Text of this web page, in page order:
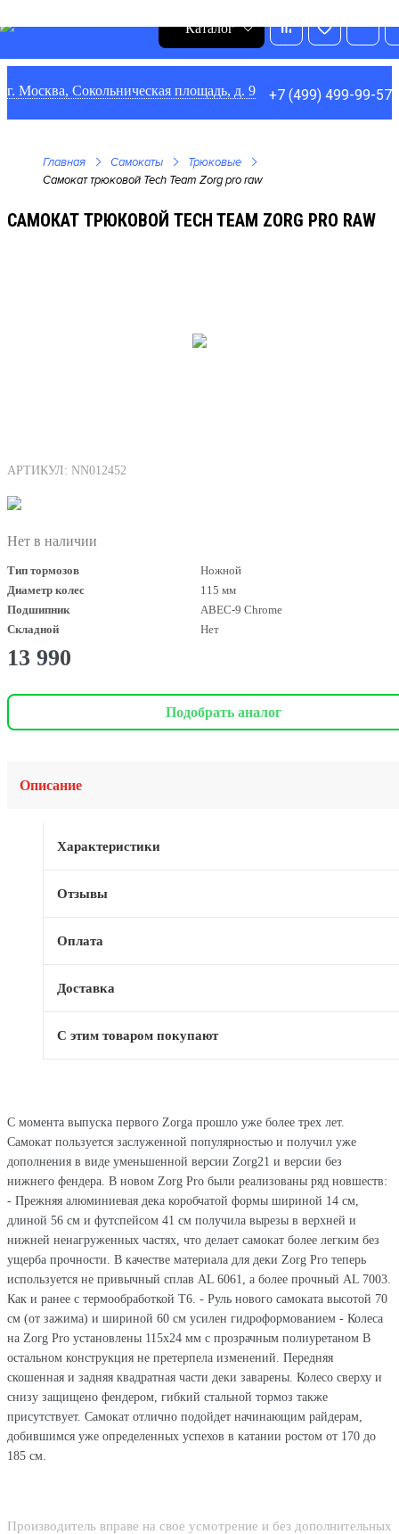
г. Москва, Сокольническая площадь, д. 9 +7 (499) 499-99-57
Каталог
Главная Самокаты
Трюковые
Самокат трюковой Tech Team Zorg pro raw
САМОКАТ ТРЮКОВОЙ TECH TEAM ZORG PRO RAW
АРТИКУЛ: NN012452
Нет в наличии
Тип тормозов
Ножной
Диаметр колес
115 мм
Подшипник
ABEC-9 Chrome
Складной
Нет
13 990
Подобрать аналог
Описание
Характеристики
Отзывы
Оплата
Доставка
С этим товаром покупают
С момента выпуска первого Zorgа прошло уже более трех лет.
Самокат пользуется заслуженной популярностью и получил уже
дополнения в виде уменьшенной версии Zorg21 и версии без
нижнего фендера. В новом Zorg Pro были реализованы ряд новшеств:
- Прежняя алюминиевая дека коробчатой формы шириной 14 см,
длиной 56 см и футспейсом 41 см получила вырезы в верхней и
нижней ненагруженных частях, что делает самокат более легким без
ущерба прочности. В качестве материала для деки Zorg Pro теперь
используется не привычный сплав AL 6061, а более прочный AL 7003.
Как и ранее с термообработкой Т6. - Руль нового самоката высотой 70
см (от зажима) и шириной 60 см усилен гидроформованием - Колеса
на Zorg Pro установлены 115х24 мм с прозрачным полиуретаном В
остальном конструкция не претерпела изменений. Передняя
скошенная и задняя квадратная части деки заварены. Колесо сверху и
снизу защищено фендером, гибкий стальной тормоз также
присутствует. Самокат отлично подойдет начинающим райдерам,
добившимся уже определенных успехов в катании ростом от 170 до
185 см.
Производитель вправе на свое усмотрение и без дополнительных